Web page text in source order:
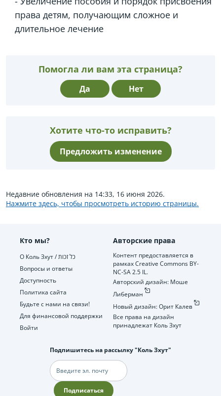
права детям, получающим сложное и
длительное лечение
Помогла ли вам эта страница?
Да Нет
Хотите что-то исправить?
Предложить изменение
Недавние обновления на 14:33, 16 июня 2026.
Нажмите здесь, чтобы просмотреть историю страницы.
Кто мы?
О Коль Зхут / כל זכות
Вопросы и ответы
Доступность
Политика сайта
Будьте с нами на связи!
Для финансовой поддержки
Войти
Авторские права
Контент предоставляется в
рамках Creative Commons BY-
NC-SA 2.5 IL.
Авторский дизайн: Моше
Либерман
Новый дизайн: Орит Калев
Все права на дизайн
принадлежат Коль Зхут
Подпишитесь на рассылку "Коль Зхут"
Электронная
почта
Подписаться